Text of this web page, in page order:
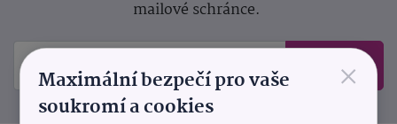
mailové schránce.
Odeslat
×
Maximální bezpečí pro vaše
soukromí a cookies